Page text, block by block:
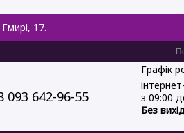
17.
093 642-96-55
Графік
з 09:00
Без